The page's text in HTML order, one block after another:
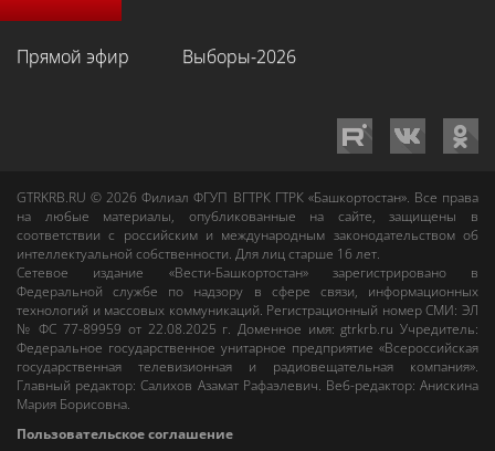
Прямой эфир Выборы-2026
GTRKRB.RU © 2026Филиал ФГУП ВГТРК ГТРК «Башкортостан». Все права
на любые материалы, опубликованные на сайте, защищены в
соответствии с российским и международным законодательством об
интеллектуальной собственности. Для лиц старше 16 лет.
Сетевое издание «Вести-Башкортостан»зарегистрировано в
Федеральной службе по надзору в сфере связи, информационных
технологий и массовых коммуникаций. Регистрационный номер СМИ: ЭЛ
№ ФС 77-89959 от 22.08.2025 г. Доменное имя:gtrkrb.ru Учредитель:
Федеральное государственное унитарное предприятие «Всероссийская
государственная телевизионная и радиовещательная компания».
Главный редактор:Салихов Азамат Рафаэлевич. Веб-редактор:Анискина
Мария Борисовна.
Пользовательское соглашение